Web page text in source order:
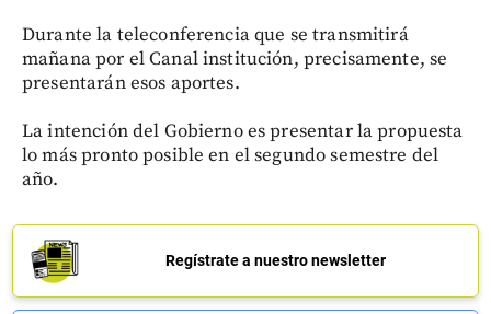
Durante la teleconferencia que se transmitirá
mañana por el Canal institución, precisamente, se
presentarán esos aportes.
La intención del Gobierno es presentar la propuesta
lo más pronto posible en el segundo semestre del
año.
Regístrate a nuestro newsletter